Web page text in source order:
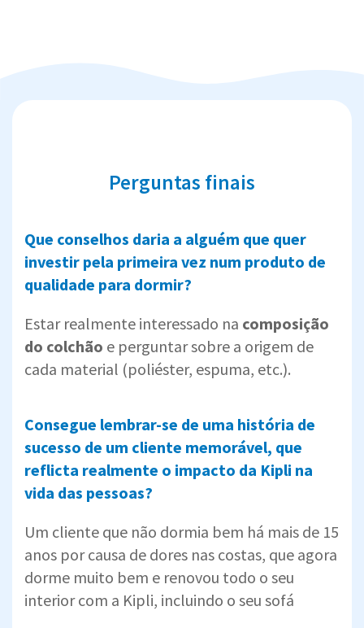
Perguntas finais
Que conselhos daria a alguém que quer
investir pela primeira vez num produto de
qualidade para dormir?
Estar realmente interessado na composição
do colchão e perguntar sobre a origem de
cada material (poliéster, espuma, etc.).
Consegue lembrar-se de uma história de
sucesso de um cliente memorável, que
reflicta realmente o impacto da Kipli na
vida das pessoas?
Um cliente que não dormia bem há mais de 15
anos por causa de dores nas costas, que agora
dorme muito bem e renovou todo o seu
interior com a Kipli, incluindo o seu sofá